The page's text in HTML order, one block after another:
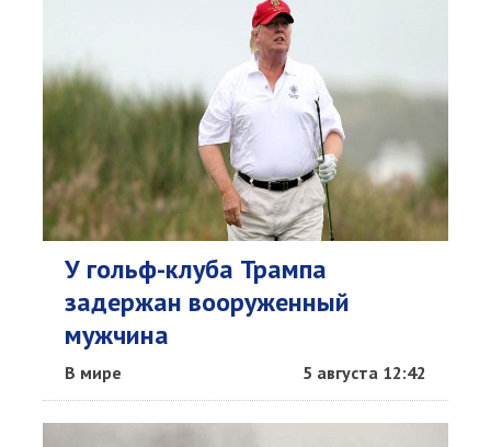
У гольф-клуба Трампа
задержан вооруженный
мужчина
В мире 5 августа 12:42